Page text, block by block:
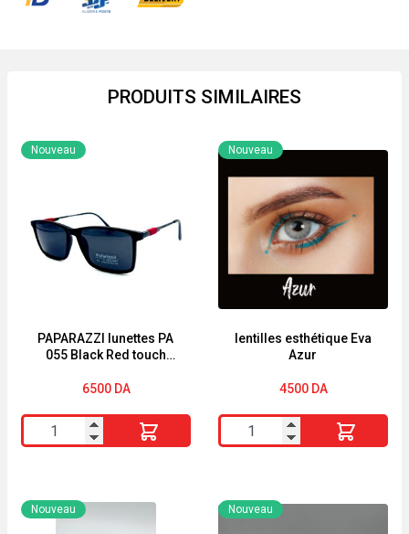
PRODUITS SIMILAIRES
PAPARAZZI lunettes PA
055 Black Red touch
Protection
Nouveau
6500 DA
quantité
de
lunettes
PA
lentilles esthétique Eva
Azur
Nouveau
4500 DA
quantité
de
esthétique
Eva
Nouveau Nouveau